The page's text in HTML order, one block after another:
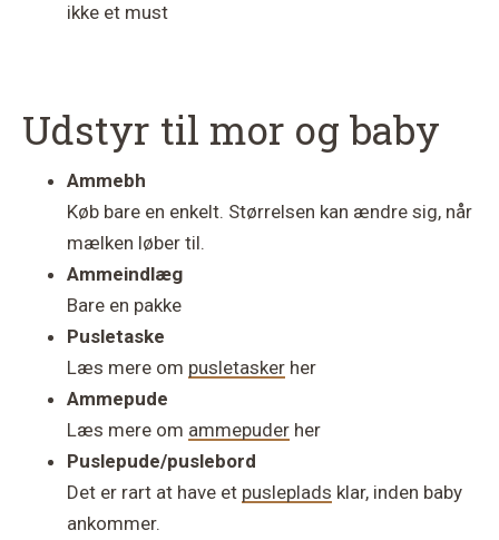
ikke et must
Udstyr til mor og baby
Ammebh
Køb bare en enkelt. Størrelsen kan ændre sig, når
mælken løber til.
Ammeindlæg
Bare en pakke
Pusletaske
Læs mere om pusletasker her
Ammepude
Læs mere om ammepuder her
Puslepude/puslebord
Det er rart at have et pusleplads klar, inden baby
ankommer.